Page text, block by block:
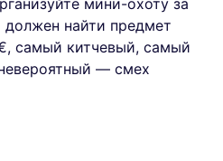
найти предмет
самый китчевый, самый
— смех